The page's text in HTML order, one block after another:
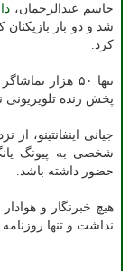
جاسم عبدالرحمان،
شد و دو بار
كرد.
تنها ۵۰ هزار تماشاگر شاهد این
پخش زنده
جیانی اینفانتینو،
شخصی به پیونگ
حضور داشته باشد.
هیچ خبرنگار و
نداشت و تنها